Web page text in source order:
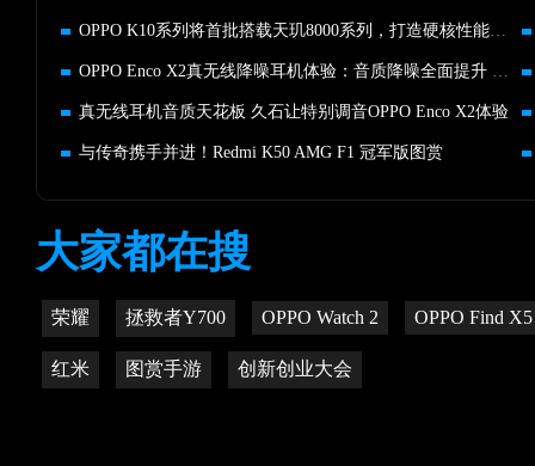
OPPO K10系列将首批搭载天玑8000系列，打造硬核性能新选择
OPPO Enco X2真无线降噪耳机体验：音质降噪全面提升 同级别标杆
真无线耳机音质天花板 久石让特别调音OPPO Enco X2体验
与传奇携手并进！Redmi K50 AMG F1 冠军版图赏
大家都在搜
荣耀 拯救者Y700 OPPO Watch 2 OPPO Find X5
红米 图赏手游 创新创业大会